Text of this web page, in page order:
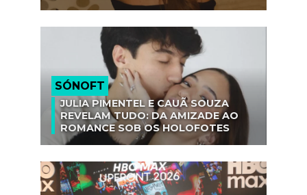
SÓNOFT
JULIA PIMENTEL E CAUÃ SOUZA
REVELAM TUDO: DA AMIZADE AO
ROMANCE SOB OS HOLOFOTES